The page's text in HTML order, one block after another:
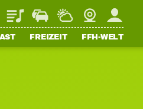
PlaylistStaupilotWetterWebcamMein FFH
FREIZEIT FFH-WELT